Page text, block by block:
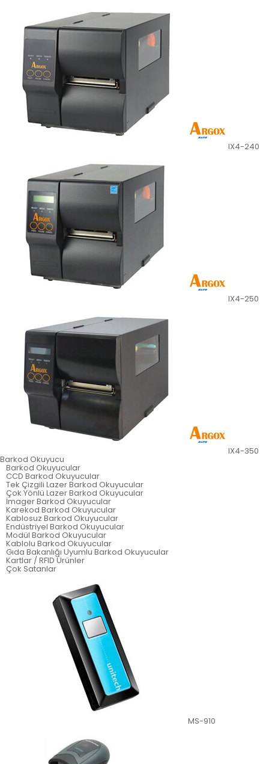
IX4-240
IX4-250
IX4-350
Barkod Okuyucu
Barkod Okuyucular
CCD Barkod Okuyucular
Tek Çizgili Lazer Barkod Okuyucular
Çok Yönlü Lazer Barkod Okuyucular
İmager Barkod Okuyucular
Karekod Barkod Okuyucular
Kablosuz Barkod Okuyucular
Endüstriyel Barkod Okuyucular
Modül Barkod Okuyucular
Kablolu Barkod Okuyucular
Gıda Bakanlığı Uyumlu Barkod Okuyucular
Kartlar / RFID Ürünler
Çok Satanlar
MS-910